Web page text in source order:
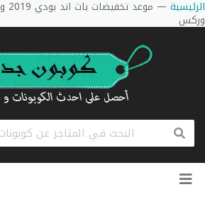
الرئيسية —
وركس
تخطي